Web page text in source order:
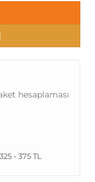
hesaplaması
- 375 TL